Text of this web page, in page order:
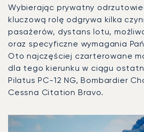
Wybierając prywatny
kluczową rolę odgrywa kilka
pasażerów, dystans lotu,
oraz specyficzne wymagania
Oto najczęściej czarterowane
dla tego kierunku w ciągu
Pilatus PC-12 NG, Bombardier
Cessna Citation Bravo.
Zdjęcie samolotu
Model samolotu